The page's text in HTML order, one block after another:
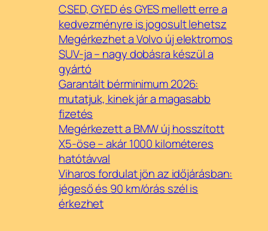
CSED, GYED és GYES mellett erre a
kedvezményre is jogosult lehetsz
Megérkezhet a Volvo új elektromos
SUV-ja – nagy dobásra készül a
gyártó
Garantált bérminimum 2026:
mutatjuk, kinek jár a magasabb
fizetés
Megérkezett a BMW új hosszított
X5-öse – akár 1000 kilométeres
hatótávval
Viharos fordulat jön az időjárásban:
jégeső és 90 km/órás szél is
érkezhet